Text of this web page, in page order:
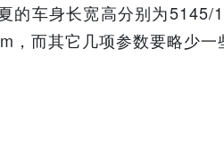
的车身长宽高分别为
，而其它几项参数要略少一